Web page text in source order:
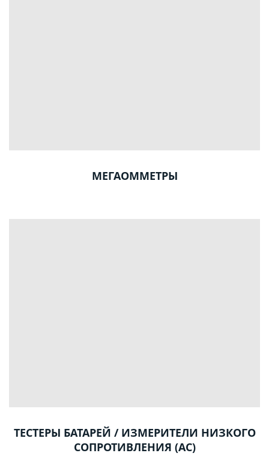
МЕГАОММЕТРЫ
ТЕСТЕРЫ БАТАРЕЙ / ИЗМЕРИТЕЛИ НИЗКОГО
СОПРОТИВЛЕНИЯ (AC)